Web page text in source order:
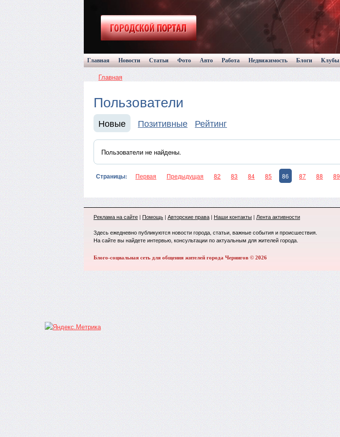
Главная Новости Статьи Фото Авто Работа Недвижимость Блоги Клубы
Главная
Пользователи
Новые Позитивные Рейтинг
Пользователи не найдены.
Страницы: Первая Предыдущая 82 83 84 85 86 87 88 89
Реклама на сайте | Помощь | Авторские права | Наши контакты | Лента активности
Здесь ежедневно публикуются новости города, статьи, важные события и происшествия.
На сайте вы найдете интервью, консультации по актуальным для жителей города.
Блого-социальная сеть для общения жителей города Чернигов © 2026